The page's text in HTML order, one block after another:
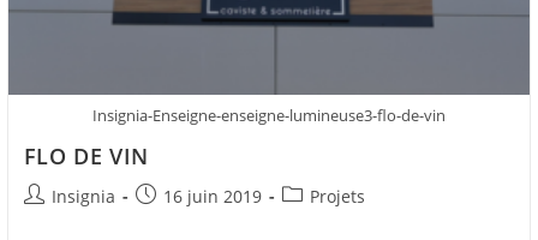
Insignia-Enseigne-enseigne-lumineuse3-flo-de-vin
FLO DE VIN
Insignia 16 juin 2019 Projets